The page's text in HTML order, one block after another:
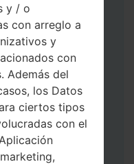
versión de
el archivo de
1, elíjalo aquí)
aquí):
y / o
con arreglo a
y
con
Además del
los Datos
ciertos tipos
con el